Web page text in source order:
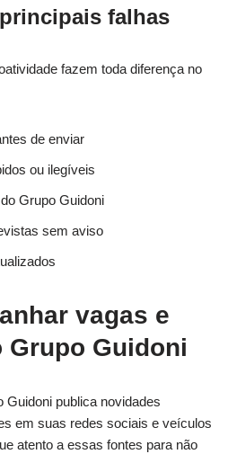
falhas
fazem toda diferença no
de enviar
ou ilegíveis
Grupo Guidoni
sem aviso
vagas e
Grupo Guidoni
Guidoni publica novidades
em suas redes sociais e veículos
atento a essas fontes para não